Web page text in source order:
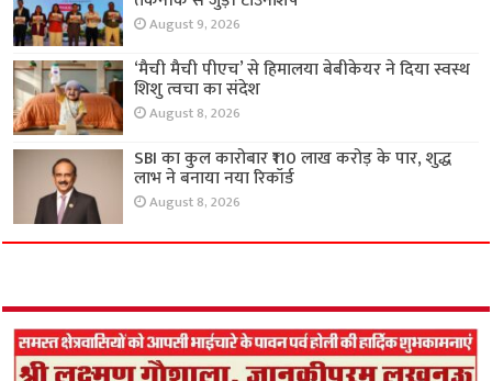
August 9, 2026
‘मैची मैची पीएच’ से हिमालया बेबीकेयर ने दिया स्वस्थ
शिशु त्वचा का संदेश
August 8, 2026
SBI का कुल कारोबार ₹110 लाख करोड़ के पार, शुद्ध
लाभ ने बनाया नया रिकॉर्ड
August 8, 2026